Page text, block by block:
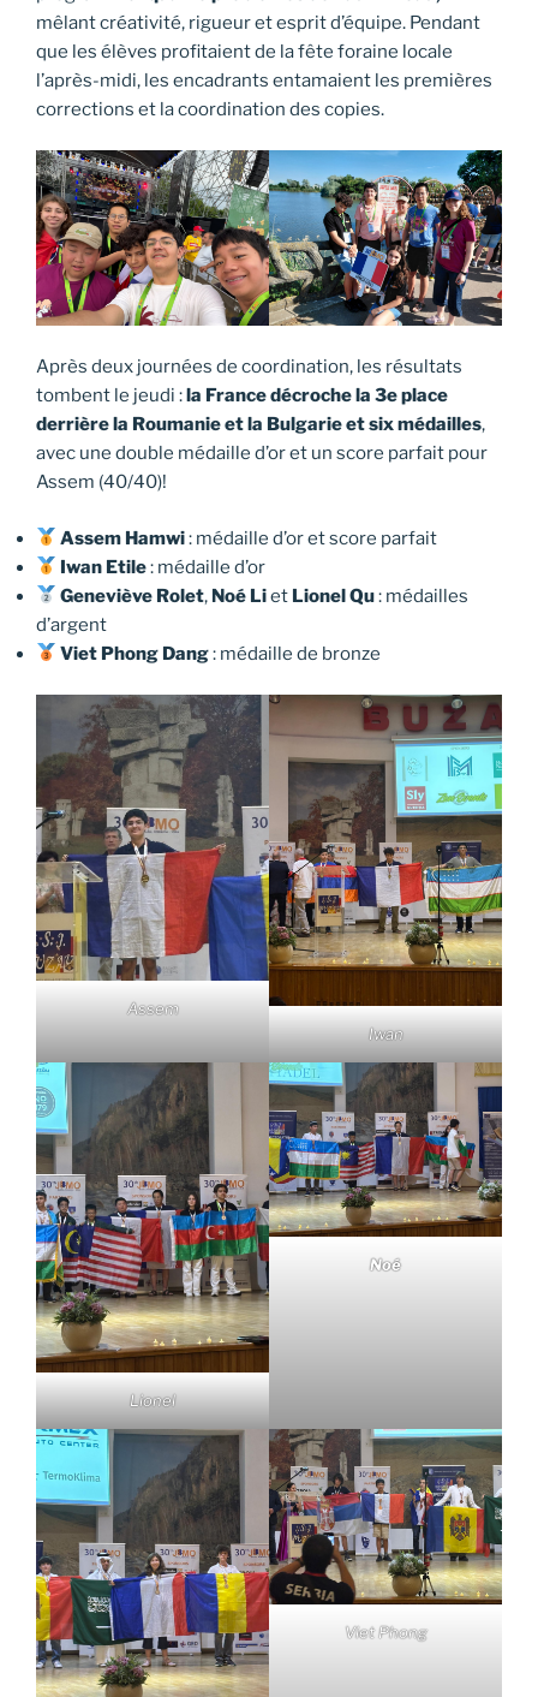
mêlant créativité, rigueur et esprit d’équipe. Pendant
que les élèves profitaient de la fête foraine locale
l’après-midi, les encadrants entamaient les premières
corrections et la coordination des copies.
Après deux journées de coordination, les résultats
tombent le jeudi :la France décroche la 3e place
derrière la Roumanie et la Bulgarie et six médailles,
avec une double médaille d’or et un score parfait pour
Assem (40/40)!
Assem Hamwi: médaille d’or et score parfait
Iwan Etile: médaille d’or
Geneviève Rolet, Noé Liet Lionel Qu: médailles
d’argent
Viet Phong Dang: médaille de bronze
Assem
Iwan
Lionel
Noé
Viet Phong